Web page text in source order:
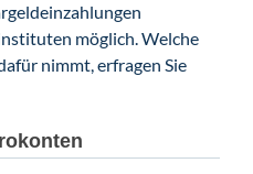
möglich. Welche
nimmt, erfragen Sie